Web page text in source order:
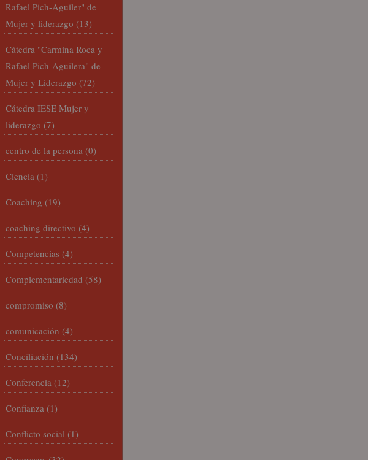
Rafael Pich-Aguiler" de
Mujer y liderazgo (13)
Cátedra "Carmina Roca y
Rafael Pich-Aguilera" de
Mujer y Liderazgo (72)
Cátedra IESE Mujer y
liderazgo (7)
centro de la persona (0)
Ciencia (1)
Coaching (19)
coaching directivo (4)
Competencias (4)
Complementariedad (58)
compromiso (8)
comunicación (4)
Conciliación (134)
Conferencia (12)
Confianza (1)
Conflicto social (1)